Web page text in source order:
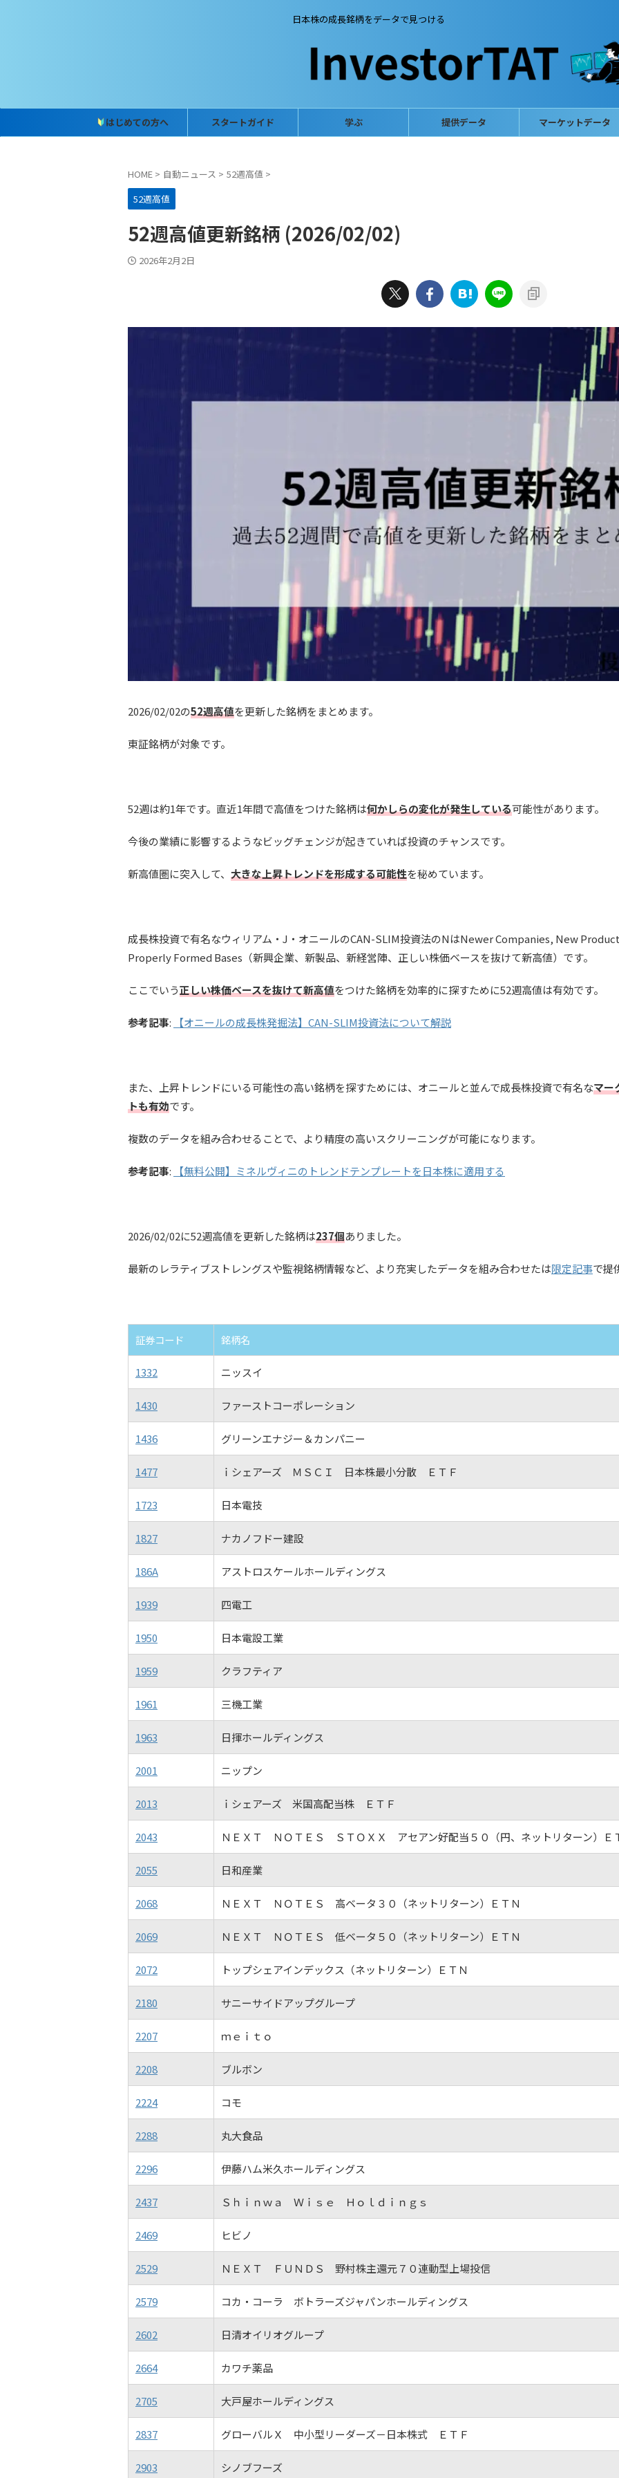
日本株の成長銘柄をデータで見つける
はじめての方へ スタートガイド 学ぶ 提供データ マーケットデータ
HOME > 自動ニュース > 52週高値 >
52週高値
52週高値更新銘柄 (2026/02/02)
2026年2月2日
2026/02/02の52週高値を更新した銘柄をまとめます。
東証銘柄が対象です。
52週は約1年です。直近1年間で高値をつけた銘柄は何かしらの変化が発生している可能性があります。
今後の業績に影響するようなビッグチェンジが起きていれば投資のチャンスです。
新高値圏に突入して、 大きな上昇トレンドを形成する可能性を秘めています。
成長株投資で有名なウィリアム・J・オニールのCAN-SLIM投資法のNはNewer Companies, New
Properly Formed Bases（新興企業、新製品、新経営陣、正しい株価ベースを抜けて新高値）です。
ここでいう正しい株価ベースを抜けて新高値をつけた銘柄を効率的に探すために52週高値は有効です。
参考記事: 【オニールの成長株発掘法】CAN-SLIM投資法について解説
また、上昇トレンドにいる可能性の高い銘柄を探すためには、オニールと並んで成長株投資で有名なマー
トも有効です。
複数のデータを組み合わせることで、より精度の高いスクリーニングが可能になります。
参考記事: 【無料公開】ミネルヴィニのトレンドテンプレートを日本株に適用する
2026/02/02に52週高値を更新した銘柄は237個ありました。
最新のレラティブストレングスや監視銘柄情報など、より充実したデータを組み合わせたは限定記事で提
証券コード 銘柄名
1332 ニッスイ
1430 ファーストコーポレーション
1436 グリーンエナジー＆カンパニー
1477 ｉシェアーズ ＭＳＣＩ 日本株最小分散 ＥＴＦ
1723 日本電技
1827 ナカノフドー建設
186A アストロスケールホールディングス
1939 四電工
1950 日本電設工業
1959 クラフティア
1961 三機工業
1963 日揮ホールディングス
2001 ニップン
2013 ｉシェアーズ 米国高配当株 ＥＴＦ
2043 ＮＥＸＴ ＮＯＴＥＳ ＳＴＯＸＸ アセアン好配当５０（円、ネットリターン）Ｅ
2055 日和産業
2068 ＮＥＸＴ ＮＯＴＥＳ 高ベータ３０（ネットリターン）ＥＴＮ
2069 ＮＥＸＴ ＮＯＴＥＳ 低ベータ５０（ネットリターン）ＥＴＮ
2072 トップシェアインデックス（ネットリターン）ＥＴＮ
2180 サニーサイドアップグループ
2207 ｍｅｉｔｏ
2208 ブルボン
2224 コモ
2288 丸大食品
2296 伊藤ハム米久ホールディングス
2437 Ｓｈｉｎｗａ Ｗｉｓｅ Ｈｏｌｄｉｎｇｓ
2469 ヒビノ
2529 ＮＥＸＴ ＦＵＮＤＳ 野村株主還元７０連動型上場投信
2579 コカ・コーラ ボトラーズジャパンホールディングス
2602 日清オイリオグループ
2664 カワチ薬品
2705 大戸屋ホールディングス
2837 グローバルＸ 中小型リーダーズ－日本株式 ＥＴＦ
2903 シノブフーズ